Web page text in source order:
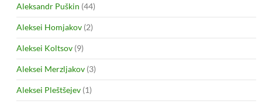
Aleksandr Puškin (44)
Aleksei Homjakov (2)
Aleksei Koltsov (9)
Aleksei Merzljakov (3)
Aleksei Pleštšejev (1)